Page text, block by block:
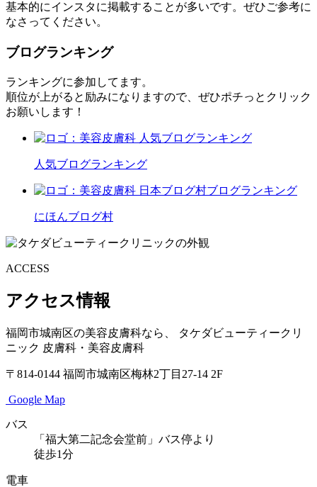
基本的にインスタに掲載することが多いです。ぜひご参考に
なさってください。
ブログランキング
ランキングに参加してます。
順位が上がると励みになりますので、ぜひポチっとクリック
お願いします！
人気ブログランキング
にほんブログ村
ACCESS
アクセス情報
福岡市城南区の美容皮膚科なら、
タケダビューティークリ
ニック 皮膚科・美容皮膚科
〒814-0144 福岡市城南区梅林2丁目27-14 2F
Google Map
バス
「福大第二記念会堂前」バス停より
徒歩1分
電車